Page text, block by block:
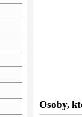
Osoby,